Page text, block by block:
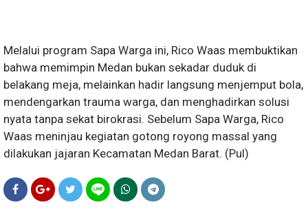
Melalui program Sapa Warga ini, Rico Waas membuktikan
bahwa memimpin Medan bukan sekadar duduk di
belakang meja, melainkan hadir langsung menjemput bola,
mendengarkan trauma warga, dan menghadirkan solusi
nyata tanpa sekat birokrasi. Sebelum Sapa Warga, Rico
Waas meninjau kegiatan gotong royong massal yang
dilakukan jajaran Kecamatan Medan Barat. (Pul)